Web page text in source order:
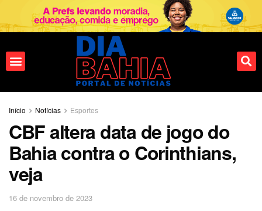
Início Notícias Esportes
CBF altera data de jogo do
Bahia contra o Corinthians,
veja
16 de novembro de 2023